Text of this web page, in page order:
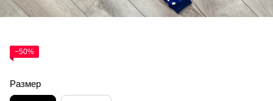
−50%
Размер